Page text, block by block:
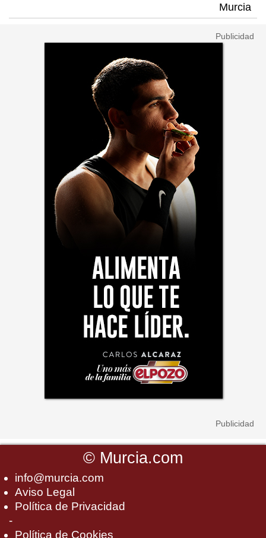
Murcia
© Murcia.com
info@murcia.com
Aviso Legal
Política de Privacidad
-
Política de Cookies